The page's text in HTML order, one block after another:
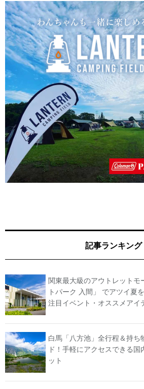
記事ランキング
関東最大級のアウトレットモ
トパーク 入間」 でアツイ夏
注目イベント・オススメアイ
白馬「八方池」全行程＆持ち
ド！手軽にアクセスできる
ット